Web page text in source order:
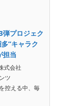
弾プロジェク
”キャラク
担当
式会社
ツ
控える中、毎